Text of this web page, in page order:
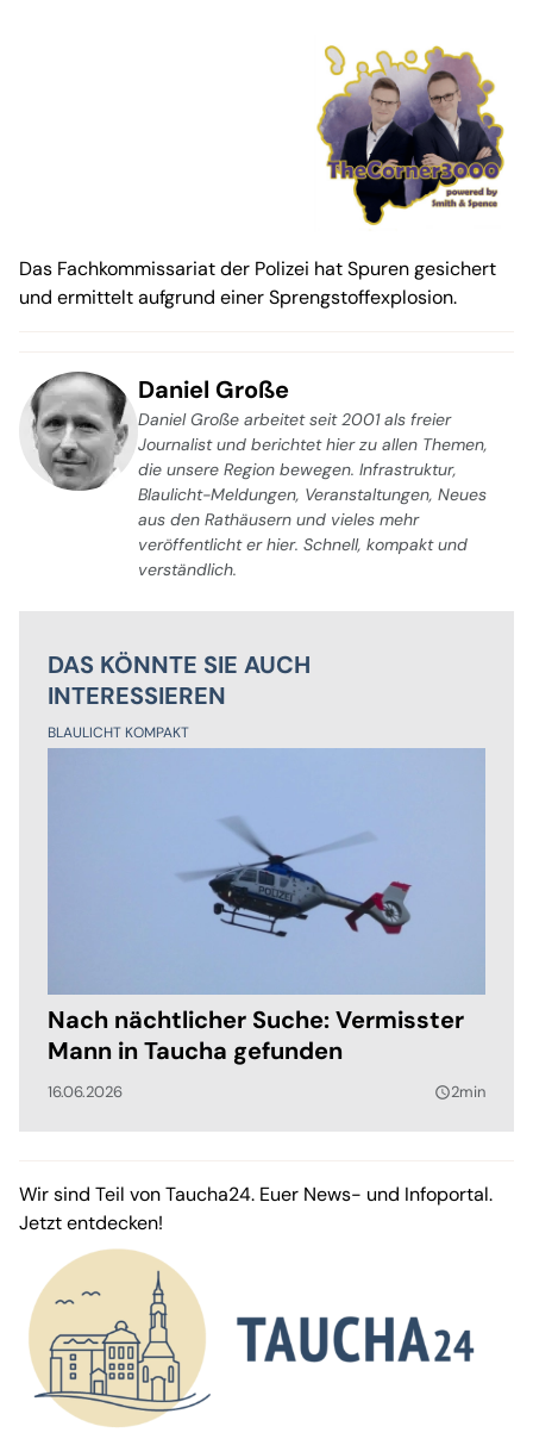
Das Fachkommissariat der Polizei hat Spuren gesichert
und ermittelt aufgrund einer Sprengstoffexplosion.
Daniel Große
Daniel Große arbeitet seit 2001 als freier
Journalist und berichtet hier zu allen Themen,
die unsere Region bewegen. Infrastruktur,
Blaulicht-Meldungen, Veranstaltungen, Neues
aus den Rathäusern und vieles mehr
veröffentlicht er hier. Schnell, kompakt und
verständlich.
DAS KÖNNTE SIE AUCH
INTERESSIEREN
BLAULICHT KOMPAKT
Nach nächtlicher Suche: Vermisster
Mann in Taucha gefunden
16.06.2026 query_builder2min
Wir sind Teil von Taucha24. Euer News- und Infoportal.
Jetzt entdecken!